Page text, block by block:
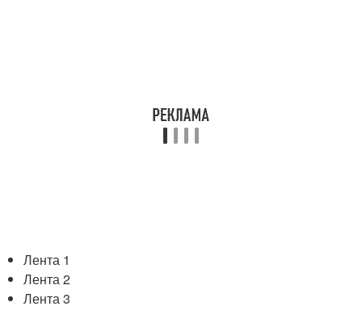
Лента 1
Лента 2
Лента 3